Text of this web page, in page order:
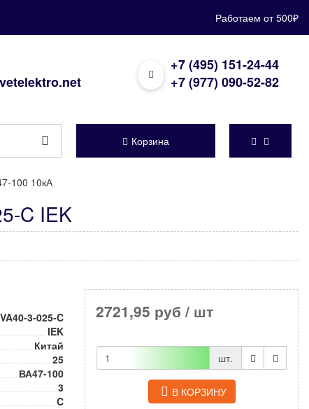
Работаем от 500₽
+7 (495) 151-24-44
+7 (977) 090-52-82
Корзина
100 10кА
C IEK
3-025-C
IEK
Китай
25
ВА47-100
3
C
2721,95 руб / шт
шт.
В КОРЗИНУ